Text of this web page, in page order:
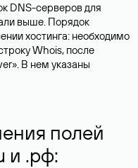
DNS-серверов для
выше. Порядок
хостинга: необходимо
Whois, после
В нем указаны
полей
и .рф: